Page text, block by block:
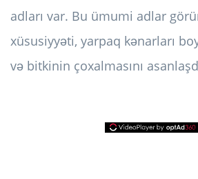
adları var. Bu ümumi adlar
xüsusiyyəti, yarpaq kənarları
və bitkinin çoxalmasını